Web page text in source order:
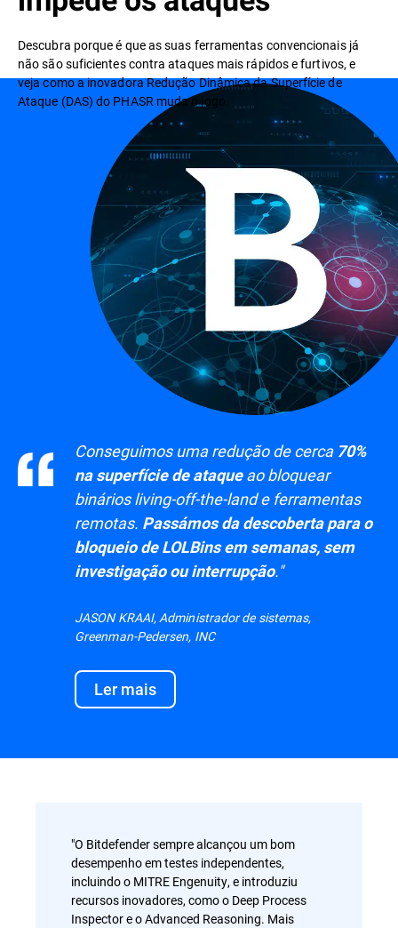
Descubra porque é que as suas ferramentas convencionais já
não são suficientes contra ataques mais rápidos e furtivos, e
veja como a inovadora Redução Dinâmica da Superfície de
Ataque (DAS) do PHASR muda o jogo.
Conseguimos uma redução de cerca 70%
na superfície de ataqueao bloquear
binários living-off-the-land e ferramentas
remotas. Passámos da descoberta para o
bloqueio de LOLBins em semanas, sem
investigação ou interrupção."
JASON KRAAI, Administrador de sistemas,
Greenman-Pedersen, INC
Ler mais
"O Bitdefender sempre alcançou um bom
desempenho em testes independentes,
incluindo o MITRE Engenuity, e introduziu
recursos inovadores, como o Deep Process
Inspector e o Advanced Reasoning. Mais